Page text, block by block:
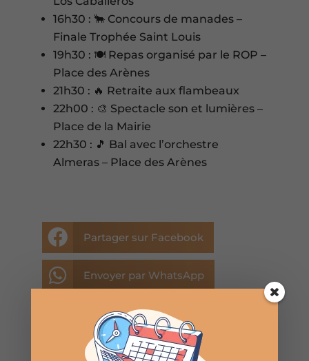
16h30 : 🐂 Concours de manades –
Finale Trophée Saint Louis
19h30 : 🍽️ Repas organisé par le ROP –
Place des Arènes
21h30 : 🔥 Retraite aux flambeaux
22h00 : 🎨 Spectacle son et lumières –
Place de la Mairie
22h30 : 🎵 Bal avec l’orchestre
Almeras – Place des Arènes
 Partager sur Facebook
 Envoyer par WhatsApp
Envoyer par E-mail